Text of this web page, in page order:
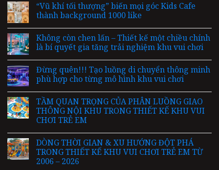
“Vũ khí tối thượng” biến mọi góc Kids Cafe
thành background 1000 like
Không còn chen lấn – Thiết kế một chiều chính
là bí quyết gia tăng trải nghiệm khu vui chơi
Đừng quên!!! Tạo luồng di chuyển thông minh
phù hợp cho từng mô hình khu vui chơi
TẦM QUAN TRỌNG CỦA PHÂN LUỒNG GIAO
THÔNG NỘI KHU TRONG THIẾT KẾ KHU VUI
CHƠI TRẺ EM
DÒNG THỜI GIAN & XU HƯỚNG ĐỘT PHÁ
TRONG THIẾT KẾ KHU VUI CHƠI TRẺ EM TỪ
2006 – 2026